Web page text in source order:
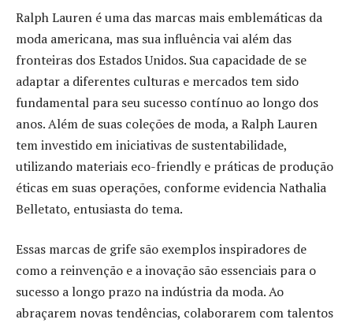
Ralph Lauren é uma das marcas mais emblemáticas da
moda americana, mas sua influência vai além das
fronteiras dos Estados Unidos. Sua capacidade de se
adaptar a diferentes culturas e mercados tem sido
fundamental para seu sucesso contínuo ao longo dos
anos. Além de suas coleções de moda, a Ralph Lauren
tem investido em iniciativas de sustentabilidade,
utilizando materiais eco-friendly e práticas de produção
éticas em suas operações, conforme evidencia Nathalia
Belletato, entusiasta do tema.
Essas marcas de grife são exemplos inspiradores de
como a reinvenção e a inovação são essenciais para o
sucesso a longo prazo na indústria da moda. Ao
abraçarem novas tendências, colaborarem com talentos